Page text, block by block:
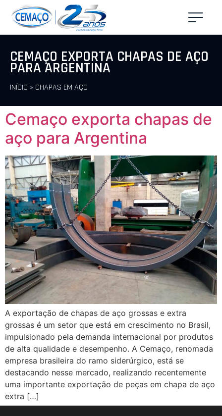
CEMAÇO EXPORTA CHAPAS DE AÇO
PARA ARGENTINA
INÍCIO » CHAPAS EM AÇO
Cemaço exporta chapas de
aço para Argentina
A exportação de chapas de aço grossas e extra
grossas é um setor que está em crescimento no Brasil,
impulsionado pela demanda internacional por produtos
de alta qualidade e desempenho. A Cemaço, renomada
empresa brasileira do ramo siderúrgico, está se
destacando nesse mercado, realizando recentemente
uma importante exportação de peças em chapa de aço
extra […]